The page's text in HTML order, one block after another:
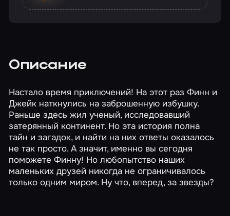
Описание
Настало время приключений! На этот раз Финн и
Джейк наткнулись на заброшенную избушку.
Раньше здесь жил ученый, исследовавший
затерянный континент. Но эта история полна
тайн и загадок, и найти на них ответы оказалось
не так просто. А значит, именно вы сегодня
поможете Финну! Но любопытство наших
маленьких друзей никогда не ограничивалось
только одним миром. Ну что, вперед, за звезды?